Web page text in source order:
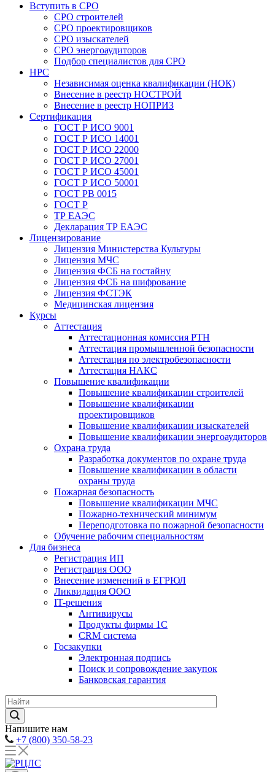
Вступить в СРО
СРО строителей
СРО проектировщиков
СРО изыскателей
СРО энергоаудиторов
Подбор специалистов для СРО
НРС
Независимая оценка квалификации (НОК)
Внесение в реестр НОСТРОЙ
Внесение в реестр НОПРИЗ
Сертификация
ГОСТ Р ИСО 9001
ГОСТ Р ИСО 14001
ГОСТ Р ИСО 22000
ГОСТ Р ИСО 27001
ГОСТ Р ИСО 45001
ГОСТ Р ИСО 50001
ГОСТ РВ 0015
ГОСТ Р
ТР ЕАЭС
Декларация ТР ЕАЭС
Лицензирование
Лицензия Министерства Культуры
Лицензия МЧС
Лицензия ФСБ на гостайну
Лицензия ФСБ на шифрование
Лицензия ФСТЭК
Медицинская лицензия
Курсы
Аттестация
Аттестационная комиссия РТН
Аттестация промышленной безопасности
Аттестация по электробезопасности
Аттестация НАКС
Повышение квалификации
Повышение квалификации строителей
Повышение квалификации
проектировщиков
Повышение квалификации изыскателей
Повышение квалификации энергоаудиторов
Охрана труда
Разработка документов по охране труда
Повышение квалификации в области
охраны труда
Пожарная безопасность
Повышение квалификации МЧС
Пожарно-технический минимум
Переподготовка по пожарной безопасности
Обучение рабочим специальностям
Для бизнеса
Регистрация ИП
Регистрация ООО
Внесение изменений в ЕГРЮЛ
Ликвидация ООО
IT-решения
Антивирусы
Продукты фирмы 1C
CRM система
Госзакупки
Электронная подпись
Поиск и сопровождение закупок
Банковская гарантия
Напишите нам
+7 (800) 350-58-23